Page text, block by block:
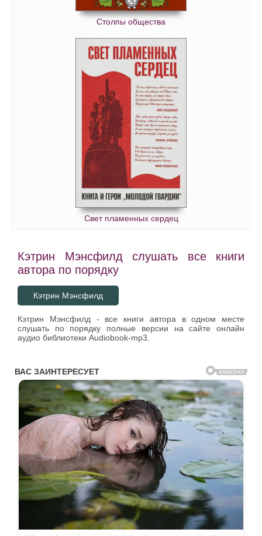
Столпы общества
Свет пламенных сердец
Кэтрин Мэнсфилд слушать все книги
автора по порядку
Кэтрин Мэнсфилд
Кэтрин Мэнсфилд - все книги автора в одном месте
слушать по порядку полные версии на сайте онлайн
аудио библиотеки Audiobook-mp3.